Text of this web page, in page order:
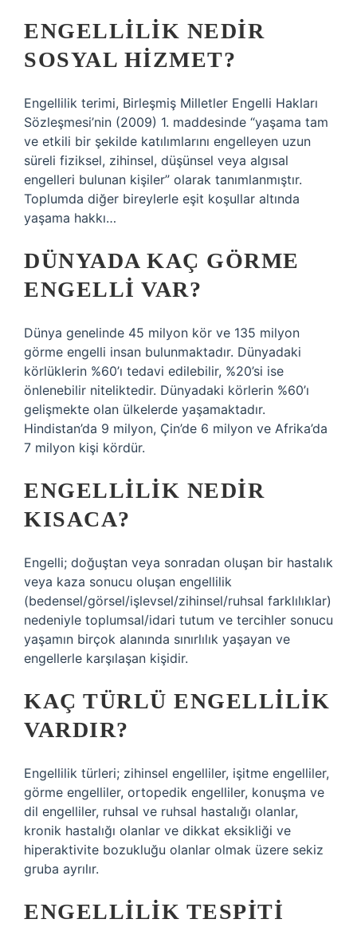
ENGELLILIK NEDIR
SOSYAL HIZMET?
Engellilik terimi, Birleşmiş Milletler Engelli Hakları
Sözleşmesi’nin (2009) 1. maddesinde “yaşama tam
ve etkili bir şekilde katılımlarını engelleyen uzun
süreli fiziksel, zihinsel, düşünsel veya algısal
engelleri bulunan kişiler” olarak tanımlanmıştır.
Toplumda diğer bireylerle eşit koşullar altında
yaşama hakkı…
DÜNYADA KAÇ GÖRME
ENGELLI VAR?
Dünya genelinde 45 milyon kör ve 135 milyon
görme engelli insan bulunmaktadır. Dünyadaki
körlüklerin %60’ı tedavi edilebilir, %20’si ise
önlenebilir niteliktedir. Dünyadaki körlerin %60’ı
gelişmekte olan ülkelerde yaşamaktadır.
Hindistan’da 9 milyon, Çin’de 6 milyon ve Afrika’da
7 milyon kişi kördür.
ENGELLILIK NEDIR
KISACA?
Engelli; doğuştan veya sonradan oluşan bir hastalık
veya kaza sonucu oluşan engellilik
(bedensel/görsel/işlevsel/zihinsel/ruhsal farklılıklar)
nedeniyle toplumsal/idari tutum ve tercihler sonucu
yaşamın birçok alanında sınırlılık yaşayan ve
engellerle karşılaşan kişidir.
KAÇ TÜRLÜ ENGELLILIK
VARDIR?
Engellilik türleri; zihinsel engelliler, işitme engelliler,
görme engelliler, ortopedik engelliler, konuşma ve
dil engelliler, ruhsal ve ruhsal hastalığı olanlar,
kronik hastalığı olanlar ve dikkat eksikliği ve
hiperaktivite bozukluğu olanlar olmak üzere sekiz
gruba ayrılır.
ENGELLILIK TESPITI